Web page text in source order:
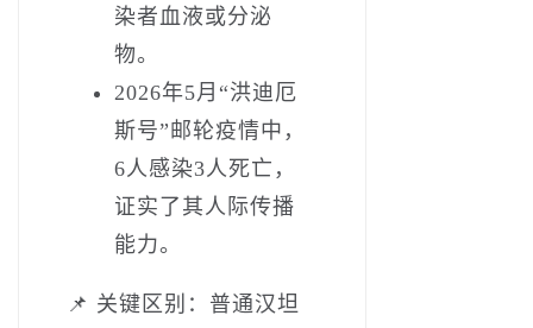
染者血液或分泌
物。
2026年5月“洪迪厄
斯号”邮轮疫情中，
6人感染3人死亡，
证实了其人际传播
能力。
📌 ‌关键区别‌：普通汉坦